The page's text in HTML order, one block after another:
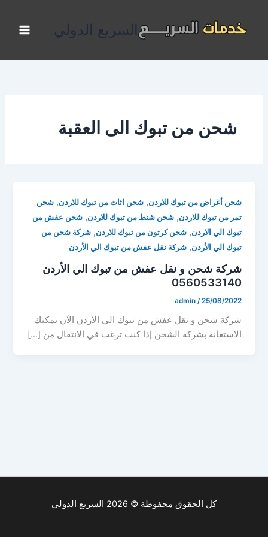
المحتوى
السريع الدولي
شحن من تبوك الى العقبة
شحن أغراض من تبوك للاردن,شحن اثاث من تبوك للاردن,شحن
تمر من تبوك للاردن,شحن شنط من تبوك للاردن,شحن عفش من
تبوك الي الاردن,شحن كرتون من تبوك للاردن,شركة شحن من
تبوك الي الأردن,شركة نقل عفش من تبوك الي الأردن
شركة شحن و نقل عفش من تبوك الي الأردن
0560533140
admin /25/08/2022
شركة شحن و نقل عفش من تبوك الي الأردن الآن يمكنك
الاستعانة بشركة الشحن إذا كنت ترغب في الانتقال من […]
كل الحقوق محفوظة © 2026 السريع الدولي